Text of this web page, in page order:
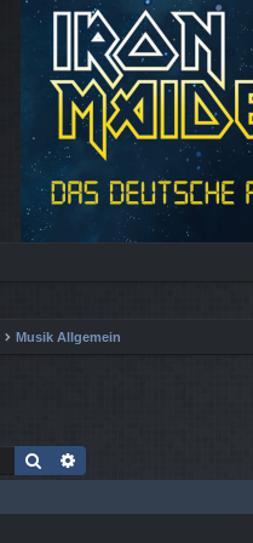
Musik Allgemein
Suche